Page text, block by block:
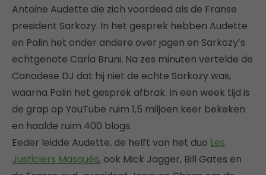
Antoine Audette die zich voordeed als de Franse
president Sarkozy. In het gesprek hebben Audette
en Palin het onder andere over jagen en Sarkozy’s
echtgenote Carla Bruni. Na zes minuten vertelde de
Canadese DJ dat hij niet de echte Sarkozy was,
waarna Palin het gesprek afbrak. In een week tijd is
de grap op YouTube ruim 1,5 miljoen keer bekeken
en haalde ruim 400 blogs.
Eeder leidde Audette, de helft van het duo Les
Justiciers Masqués, ook Mick Jagger, Bill Gates en